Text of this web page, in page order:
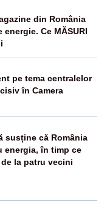
din România
Ce MĂSURI
pe tema centralelor
în Camera
susține că România
energia, în timp ce
la patru vecini